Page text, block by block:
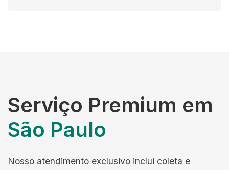
Serviço Premium em
São Paulo
Nosso atendimento exclusivo inclui coleta e